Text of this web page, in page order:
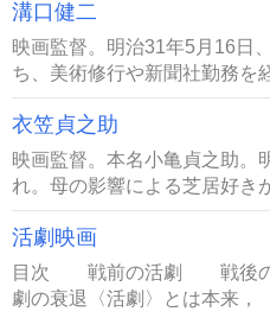
溝口健二
映画監督。明治31年5月16日
ち、美術修行や新聞社勤務を
衣笠貞之助
映画監督。本名小亀貞之助。
れ。母の影響による芝居好き
活劇映画
目次 戦前の活劇 戦後
劇の衰退〈活劇〉とは本来，